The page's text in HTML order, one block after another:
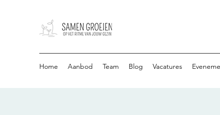
Home Aanbod Team Blog Vacatures